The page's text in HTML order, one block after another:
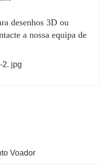
brochuras
desenhos 3D ou
a nossa equipa de
Voador